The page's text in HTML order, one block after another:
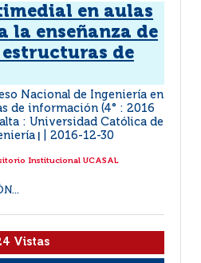
en aulas
la enseñanza de
de
Nacional de Ingeniería en
de información (4° : 2016
: Universidad Católica de
2016-12-30
Institucional UCASAL
Vistas